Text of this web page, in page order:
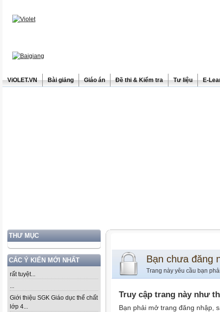
ViOLET.VN Bài giảng Giáo án Đề thi & Kiểm tra Tư liệu E-
THƯ MỤC
CÁC Ý KIẾN MỚI NHẤT
rất tuyệt...
...
Giới thiệu SGK Giáo dục thể chất
lớp 4...
Bạn chưa đăng
Trang này yêu cầu bạn
Truy cập trang này như
Bạn phải mở trang đăng nhập,